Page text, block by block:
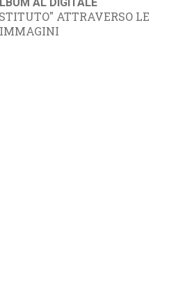
ATTRAVERSO LE
IMMAGINI